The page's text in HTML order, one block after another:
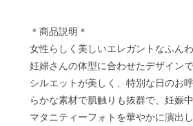
＊商品説明＊
女性らしく美しいエレガントなふん
妊婦さんの体型に合わせたデザイン
シルエットが美しく、特別な日のお
らかな素材で肌触りも抜群で、妊娠
マタニティーフォトを華やかに演出